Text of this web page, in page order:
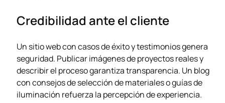
Credibilidad ante el cliente
Un sitio web con casos de éxito y testimonios genera
seguridad. Publicar imágenes de proyectos reales y
describir el proceso garantiza transparencia. Un blog
con consejos de selección de materiales o guías de
iluminación refuerza la percepción de experiencia.